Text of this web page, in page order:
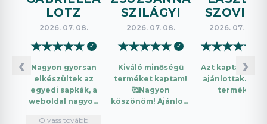
‹
LOTZ
2026. 07. 08.
★★★★★ ✓
Nagyon gyorsan
elkészültek az
egyedi sapkák, a
weboldal nagyon
Olvass tovább
SZILÁGYI
2026. 07. 08.
★★★★★ ✓
Kiváló minőségű
terméket kaptam!
🥰Nagyon
köszönöm! Ajánlom
SZOVICS
2026. 07. 08.
★★★★★
Azt kaptam amit
ajánlottak. Jó a
termék.
›